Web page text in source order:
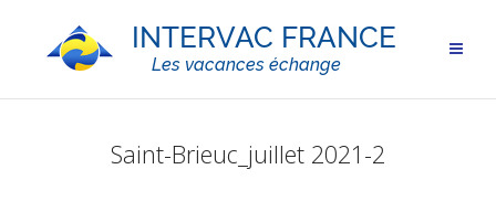
Saint-Brieuc_juillet 2021-2